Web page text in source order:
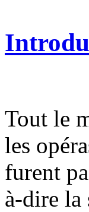
Tout le
les
furent
à-dire la